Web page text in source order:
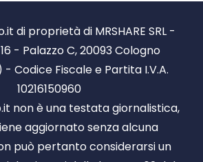
di proprietà di MRSHARE SRL -
- Palazzo C, 20093 Cologno
- Codice Fiscale e Partita I.V.A.
10216150960
non è una testata giornalistica,
aggiornato senza alcuna
può pertanto considerarsi un